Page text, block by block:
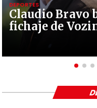
Claudio Bravo
fichaje de
DEPORTES